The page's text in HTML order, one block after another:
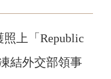
上「Republic
結外交部領事